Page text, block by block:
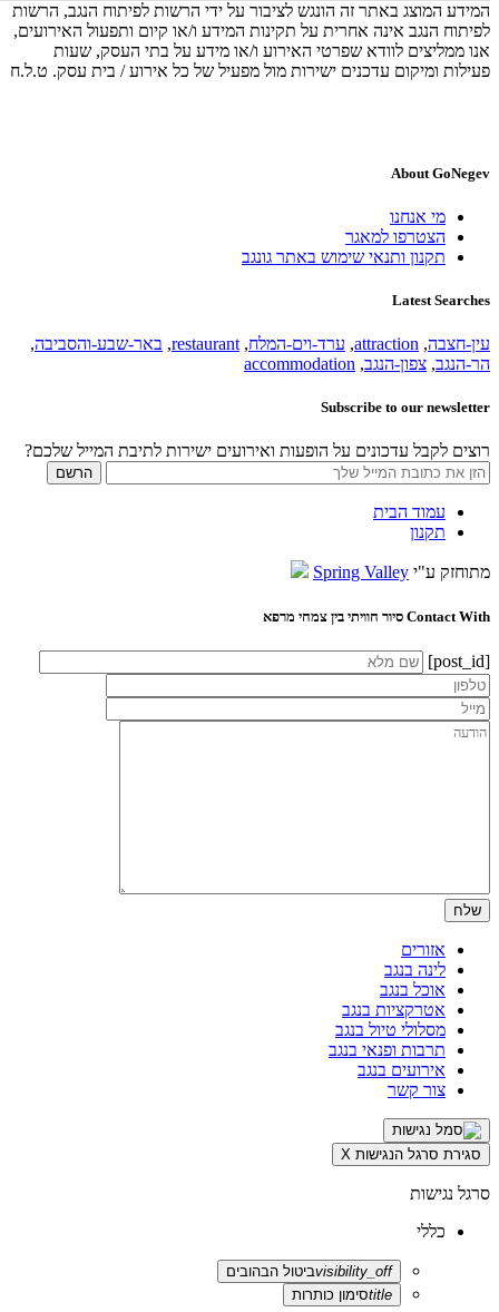
המידע המוצג באתר זה הונגש לציבור על ידי הרשות לפיתוח הנגב, הרשות
לפיתוח הנגב אינה אחרית על תקינות המידע ו/או קיום ותפעול האירועים,
אנו ממליצים לוודא שפרטי האירוע ו/או מידע על בתי העסק, שעות
פעילות ומיקום עדכנים ישירות מול מפעיל של כל אירוע / בית עסק. ט.ל.ח
About GoNegev
מי אנחנו
הצטרפו למאגר
תקנון ותנאי שימוש באתר גונגב
Latest Searches
עין-חצבה,
attraction
, ערד-וים-המלח,
restaurant
, באר-שבע-והסביבה,
הר-הנגב, צפון-הנגב,
accommodation
Subscribe to our newsletter
רוצים לקבל עדכונים על הופעות ואירועים ישירות לתיבת המייל שלכם?
עמוד הבית
תקנון
מתוחזק ע"י Spring Valley
Contact With סיור חוויתי בין צמחי מרפא
[post_id]
אזורים
לינה בנגב
אוכל בנגב
אטרקציות בנגב
מסלולי טיול בנגב
תרבות ופנאי בנגב
אירועים בנגב
צור קשר
סגירת סרגל הנגישות X
סרגל נגישות
כללי
visibility_offביטול הבהובים
titleסימון כותרות